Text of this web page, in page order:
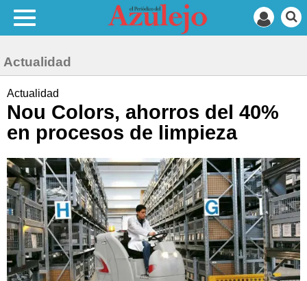
Actualidad
Actualidad
Nou Colors, ahorros del 40%
en procesos de limpieza